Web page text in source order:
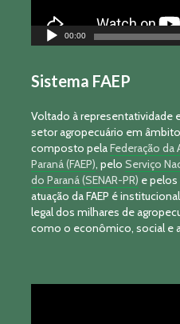
00:00
Sistema FAEP
Voltado à representatividade
setor agropecuário em
composto pelaFederação da
Paraná (FAEP) , pelo Serviço
do Paraná (SENAR-PR) e pelos
atuação da FAEP é
legal dos milhares de
como o econômico, social e